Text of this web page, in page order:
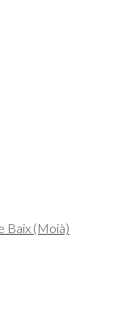
Baix (Moià)